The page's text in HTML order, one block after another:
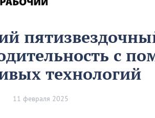
с
технологий
11 февраля 2025